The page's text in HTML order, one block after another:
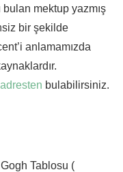
bulan mektup yazmış
bir şekilde
anlamamızda
bulabilirsiniz.
Tablosu (